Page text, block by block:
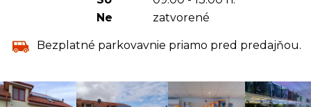
Ne
zatvorené
Bezplatné parkovavnie priamo pred predajňou.